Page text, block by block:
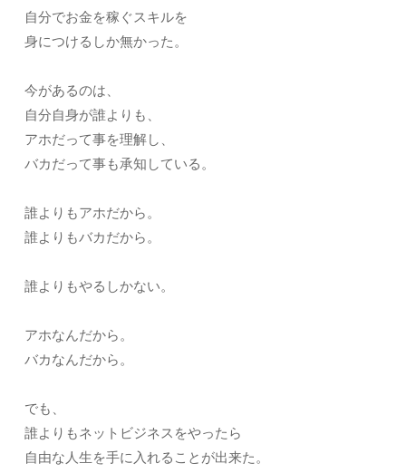
自分でお金を稼ぐスキルを
身につけるしか無かった。
今があるのは、
自分自身が誰よりも、
アホだって事を理解し、
バカだって事も承知している。
誰よりもアホだから。
誰よりもバカだから。
誰よりもやるしかない。
アホなんだから。
バカなんだから。
でも、
誰よりもネットビジネスをやったら
自由な人生を手に入れることが出来た。